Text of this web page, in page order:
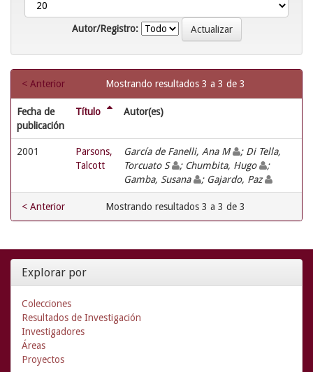
Autor/Registro:
Mostrando resultados 3 a 3 de 3
< Anterior
Fecha de
publicación
Título Autor(es)
2001
Parsons,
Talcott
García de Fanelli, Ana M
; Di Tella,
Torcuato S
; Chumbita, Hugo
;
Gamba, Susana
; Gajardo, Paz
Mostrando resultados 3 a 3 de 3
< Anterior
Explorar por
Colecciones
Resultados de Investigación
Investigadores
Áreas
Proyectos